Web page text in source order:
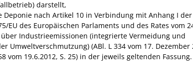
darstellt,
Deponie nach Artikel 10 in Verbindung mit Anhang I der
EU des Europäischen Parlaments und des Rates vom
über Industrieemissionen (integrierte Vermeidung und
Umweltverschmutzung) (ABl. L 334 vom 17. Dezember
vom 19.6.2012, S. 25) in der jeweils geltenden Fassung.